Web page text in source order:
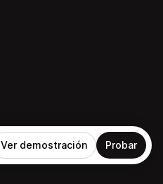
Ver demostración Probar